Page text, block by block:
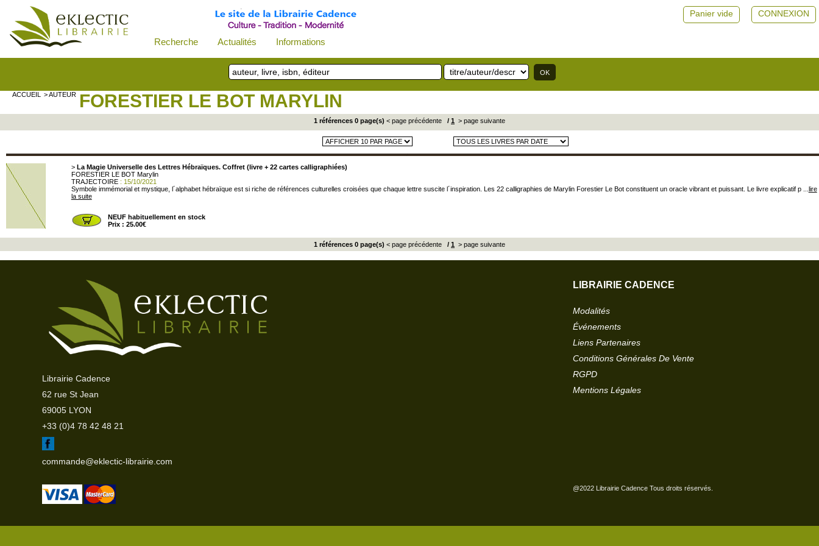
Recherche Actualités Informations
CONNEXION
Panier vide
ACCUEIL > AUTEUR FORESTIER LE BOT MARYLIN
1 références 0 page(s) < page précédente / 1 > page suivante
> La Magie Universelle des Lettres Hébraïques. Coffret (livre + 22 cartes calligraphiées)
FORESTIER LE BOT Marylin
TRAJECTOIRE: 15/10/2021
Symbole immémorial et mystique, l´alphabet hébraïque est si riche de références culturelles croisées que chaque lettre suscite l´inspiration. Les 22 calligraphies de Marylin Forestier Le Bot constituent un oracle vibrant et puissant. Le livre explicatif p ... lire
la suite
NEUF habituellement en stock
Prix : 25.00€
1 références 0 page(s) < page précédente / 1 > page suivante
Librairie Cadence
62 rue St Jean
69005 LYON
+33 (0)4 78 42 48 21
commande@eklectic-librairie.com
LIBRAIRIE CADENCE
Modalités
Événements
Liens Partenaires
Conditions Générales De Vente
RGPD
Mentions Légales
@2022 Librairie Cadence Tous droits réservés.